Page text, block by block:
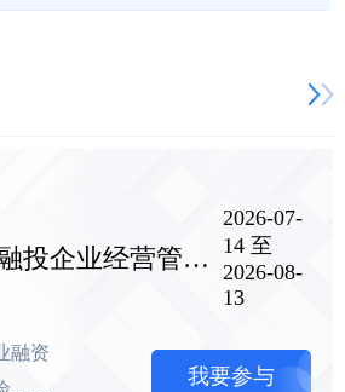
关于《丹巴县融投企业经营管理集团 有限公司2026年度融资计划（征求意见稿）》公开征求意见的公告
2026-07-
14 至
2026-08-
13
融资
我要参与